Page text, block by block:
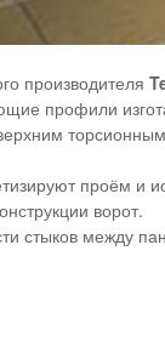
производителя
профили
проём
ворот.
стыков между